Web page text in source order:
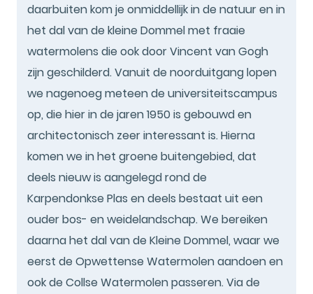
daarbuiten kom je onmiddellijk in de natuur en in
het dal van de kleine Dommel met fraaie
watermolens die ook door Vincent van Gogh
zijn geschilderd. Vanuit de noorduitgang lopen
we nagenoeg meteen de universiteitscampus
op, die hier in de jaren 1950 is gebouwd en
architectonisch zeer interessant is. Hierna
komen we in het groene buitengebied, dat
deels nieuw is aangelegd rond de
Karpendonkse Plas en deels bestaat uit een
ouder bos- en weidelandschap. We bereiken
daarna het dal van de Kleine Dommel, waar we
eerst de Opwettense Watermolen aandoen en
ook de Collse Watermolen passeren. Via de